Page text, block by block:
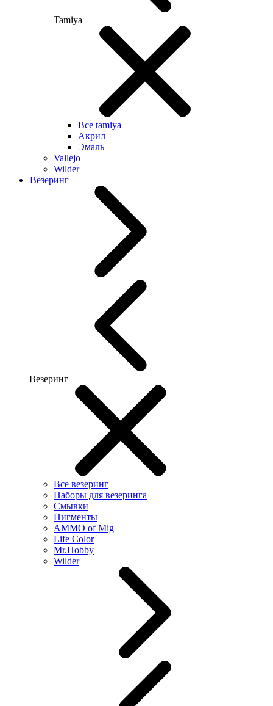
Tamiya
Все tamiya
Акрил
Эмаль
Vallejo
Wilder
Везеринг
Везеринг
Все везеринг
Наборы для везеринга
Смывки
Пигменты
AMMO of Mig
Life Color
Mr.Hobby
Wilder